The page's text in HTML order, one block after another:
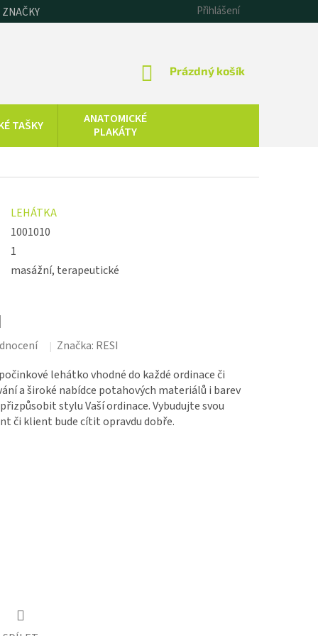
Přihlášení
NÁKUPNÍ
Prázdný košík
TAŠKY
ANATOMICKÉ
PLAKÁTY
TERAPIE
STŘÍBRO,
ZLATO, ZINEK
LEHÁTKA
1001010
1
masážní, terapeutické
Značka: RESI
lehátko vhodné do každé ordinace či
a široké nabídce potahových materiálů i barev
stylu Vaší ordinace. Vybudujte svou
či klient bude cítit opravdu dobře.